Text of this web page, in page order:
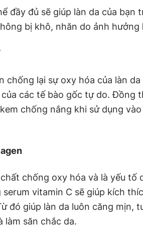
đầy đủ sẽ giúp làn da của bạn
bị khô, nhăn do ảnh hưởng
chống lại sự oxy hóa của làn
các tế bào gốc tự do. Đồng
chống nắng khi sử dụng
chống oxy hóa và là yếu tố
vitamin C sẽ giúp kích
đó giúp làn da luôn căng mịn,
làm săn chắc da.